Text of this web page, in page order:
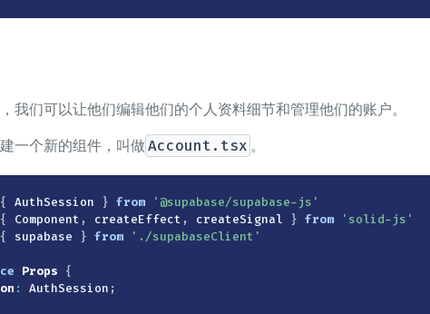
我们可以让他们编辑他们的个人资料细节和管理他们的账户。
一个新的组件，叫做 Account.tsx 。
{ AuthSession } from
'@supabase/supabase-js'
{ Component , createEffect , createSignal } from
'solid-js'
{ supabase } from './supabaseClient'
Props {
: AuthSession ;